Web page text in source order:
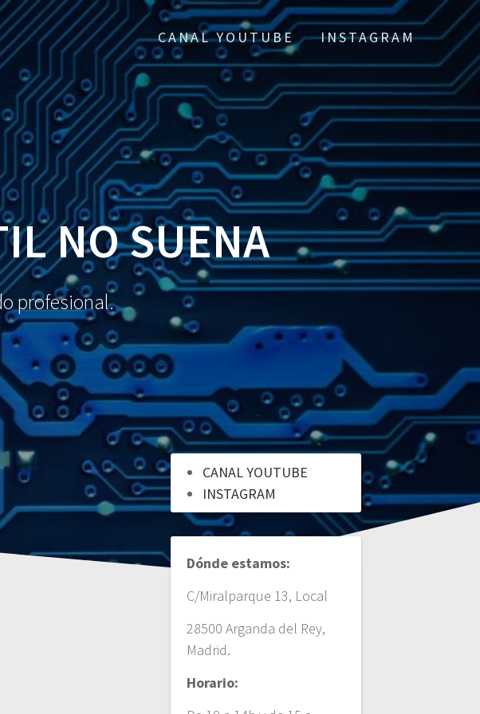
CANAL YOUTUBE INSTAGRAM
NO SUENA
profesional.
CANAL YOUTUBE
INSTAGRAM
Dónde estamos:
C/Miralparque 13, Local
28500 Arganda del Rey,
Madrid.
Horario: